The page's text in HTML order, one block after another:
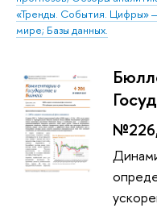
«Тренды. События. Цифры»
мире; Базы данных.
№226,